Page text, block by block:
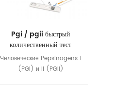
Pgi / pgii быстрый
количественный тест
Человеческие Pepsinogens I
(PGI) и II (PGII)